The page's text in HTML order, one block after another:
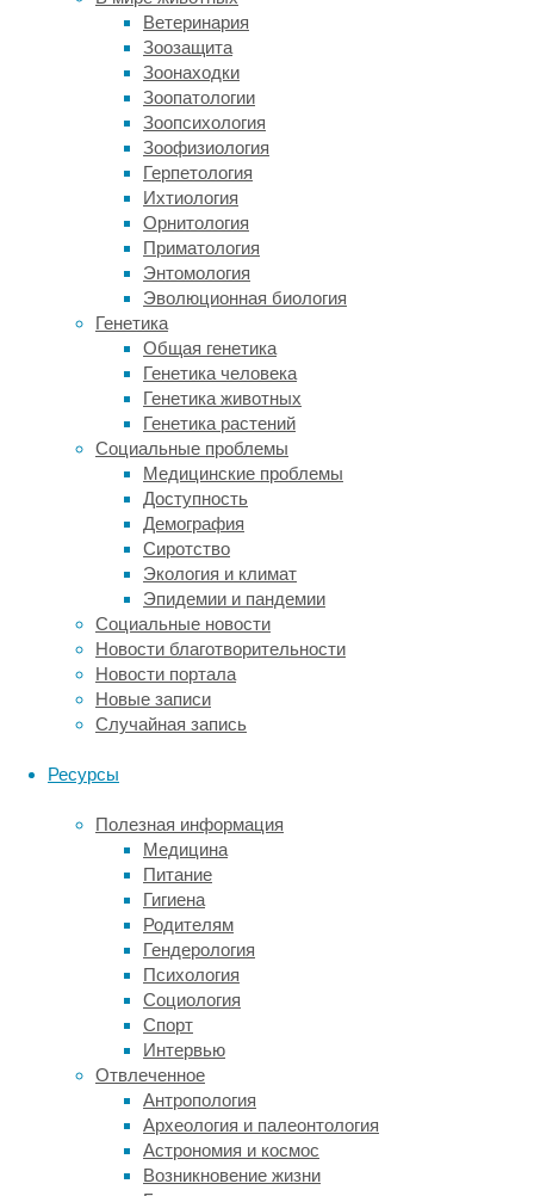
Ветеринария
Зоозащита
Зоонаходки
Зоопатологии
Зоопсихология
Зоофизиология
Герпетология
Ихтиология
Орнитология
Приматология
Энтомология
Эволюционная биология
Генетика
Общая генетика
Генетика человека
Генетика животных
Генетика растений
Социальные проблемы
Медицинские проблемы
Доступность
Демография
Сиротство
Экология и климат
Эпидемии и пандемии
Социальные новости
Новости благотворительности
Новости портала
Новые записи
Случайная запись
Ресурсы
Полезная информация
Медицина
Питание
Гигиена
Родителям
Гендерология
Психология
Социология
Спорт
Интервью
Отвлеченное
Антропология
Археология и палеонтология
Астрономия и космос
Возникновение жизни
и
могут
использоваться
как
взрослыми,
так
и
детьми.
Они
обычно
выполнены
из
прочных
устойчивых
к
погодным
условиям.
Примеры:
тренажеры
для
пресса,
беговые
дорожки,
тренажеры
для
ног.
Спортивные
могут
быть
предназначены
для
различных
видов
спорта,
таких
баскетбол,
волейбол
или
футбол.
Они
обычно